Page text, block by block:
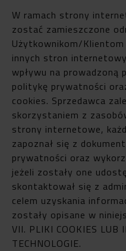
W ramach strony
zostać zamieszczone
Użytkownikom/
innych stron
wpływu na
politykę prywatności
cookies. Sprzedawca
skorzystaniem z
strony internetowe,
zapoznał się z
prywatności oraz
jeżeli zostały one
skontaktował się z
celem uzyskania
zostały opisane w
VII. PLIKI COOKIES LUB
TECHNOLOGIE.